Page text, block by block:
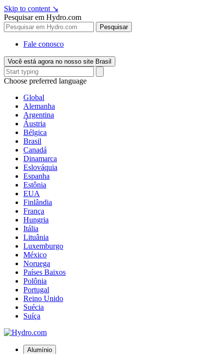
Skip to content ↘
Pesquisar em Hydro.com
Pesquisar
Fale conosco
Você está agora no nosso site Brasil
Choose preferred language
Global
Alemanha
Argentina
Áustria
Bélgica
Brasil
Canadá
Dinamarca
Eslováquia
Espanha
Estônia
EUA
Finlândia
França
Hungria
Itália
Lituânia
Luxemburgo
México
Noruega
Países Baixos
Polônia
Portugal
Reino Unido
Suécia
Suíça
Alumínio